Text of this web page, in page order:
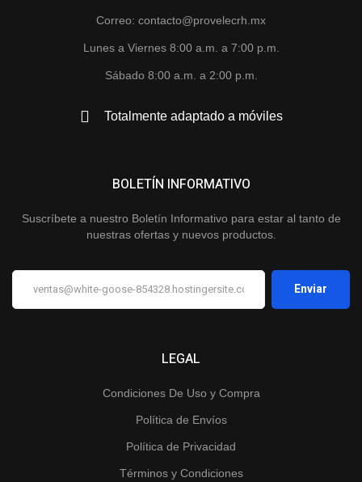
Correo: contacto@provelecrh.mx
Lunes a Viernes 8:00 a.m. a 7:00 p.m.
Sábado 8:00 a.m. a 2:00 p.m.
Totalmente adaptado a móviles
LEGAL
Condiciones De Uso y Compra
Política de Envíos
Política de Privacidad
Términos y Condiciones
BOLETÍN INFORMATIVO
Suscríbete a nuestro Boletín Informativo para estar al tanto de
nuestras ofertas y nuevos productos.